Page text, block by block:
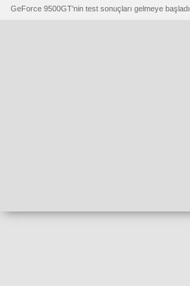
GeForce 9500GT'nin test sonuçları gelmeye başladı